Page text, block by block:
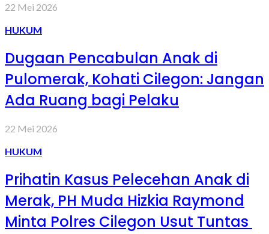
22 Mei 2026
HUKUM
Dugaan Pencabulan Anak di
Pulomerak, Kohati Cilegon: Jangan
Ada Ruang bagi Pelaku
22 Mei 2026
HUKUM
Prihatin Kasus Pelecehan Anak di
Merak, PH Muda Hizkia Raymond
Minta Polres Cilegon Usut Tuntas